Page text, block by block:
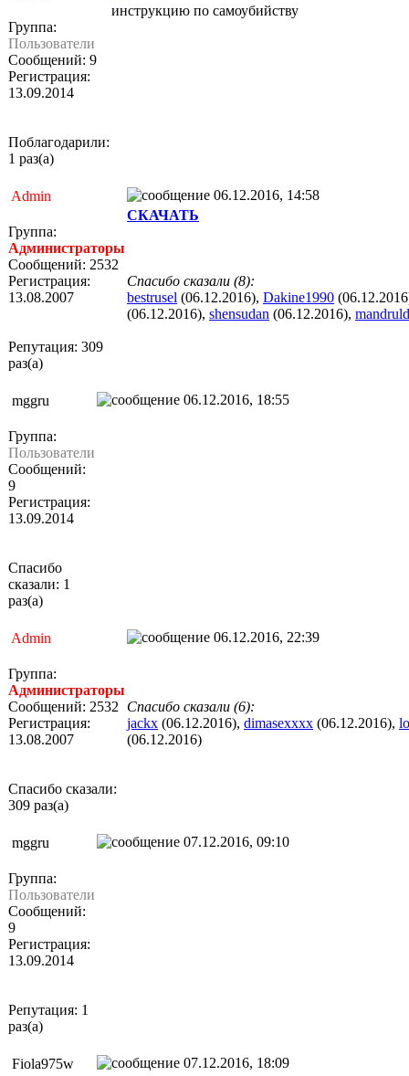
Группа:
Пользователи
Сообщений: 9
Регистрация:
13.09.2014
Поблагодарили:
1 раз(а)
инструкцию по самоубийству
Admin 06.12.2016, 14:58
Группа:
Администраторы
Сообщений: 2532
Регистрация:
13.08.2007
Репутация: 309
раз(а)
СКАЧАТЬ
Спасибо сказали (8):
bestrusel (06.12.2016), Dakine1990
(06.12.2016), shensudan (06.12.2016),
mggru 06.12.2016, 18:55
Группа:
Пользователи
Сообщений:
9
Регистрация:
13.09.2014
Спасибо
сказали: 1
раз(а)
Admin 06.12.2016, 22:39
Группа:
Администраторы
Сообщений: 2532
Регистрация:
13.08.2007
Спасибо сказали:
309 раз(а)
Спасибо сказали (6):
jackx (06.12.2016), dimasexxxx (06.12.2016),
(06.12.2016)
mggru 07.12.2016, 09:10
Группа:
Пользователи
Сообщений:
9
Регистрация:
13.09.2014
Репутация: 1
раз(а)
Fiola975w 07.12.2016, 18:09